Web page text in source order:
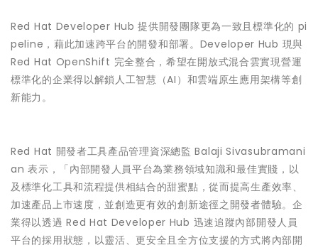
Red Hat Developer Hub 提供開發團隊更為一致且標準化的 pi
peline，藉此加速跨平台的開發和部署。Developer Hub 現與
Red Hat OpenShift 完全整合，希望在開放式混合雲實現營運
標準化的企業得以解鎖人工智慧（AI）和雲端原生應用架構等創
新能力。
Red Hat 開發者工具產品管理資深總監 Balaji Sivasubramani
an 表示，「內部開發人員平台為業務領域知識和最佳實賤，以
及標準化工具和流程提供相結合的甜蜜點，從而提高生產效率、
加速產品上市速度，並創造更有效的創新途徑之開發者體驗。企
業得以透過 Red Hat Developer Hub 迅速追蹤內部開發人員
平台的採用狀態，以靈活、更安全且全方位支援的方式將內部開